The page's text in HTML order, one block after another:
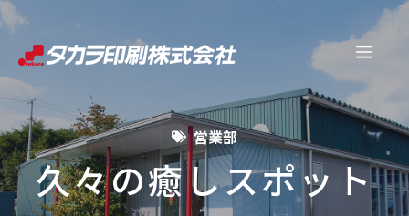
コ
ン
へ
ス
キ
メ
ュ
ー
営業部
久々の癒しスポット